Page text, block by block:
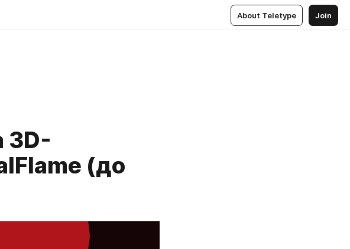
About Teletype Join
3D-
(до